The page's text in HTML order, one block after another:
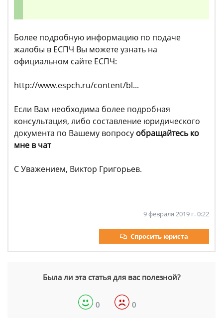
Более подробную информацию по подаче
жалобы в ЕСПЧ Вы можете узнать на
официальном сайте ЕСПЧ:
http://www.espch.ru/content/bl...
Если Вам необходима более подробная
консультация, либо составление юридического
документа по Вашему вопросу обращайтесь ко
мне в чат
С Уважением, Виктор Григорьев.
9 февраля 2019 г. 0:22
Спросить юриста
Была ли эта статья для вас полезной?
0 0